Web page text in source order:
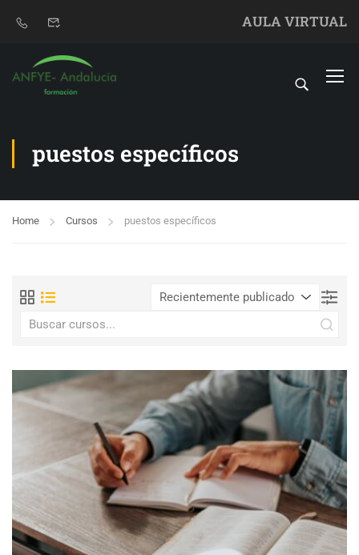
AULA VIRTUAL
puestos específicos
Home Cursos puestos específicos